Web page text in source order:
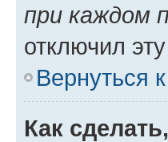
при каждом
отключил
Вернуться
Как